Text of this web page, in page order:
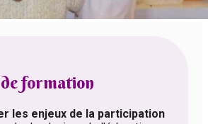
formation
les enjeux de la participation